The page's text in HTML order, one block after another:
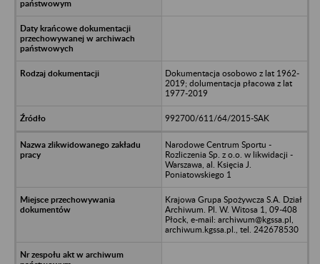
Dokumentacja osobowo z lat 1962-
2019; dolumentacja płacowa z lat
1977-2019
992700/611/64/2015-SAK
Narodowe Centrum Sportu -
Rozliczenia Sp. z o.o. w likwidacji -
Warszawa, al. Księcia J.
Poniatowskiego 1
Krajowa Grupa Spożywcza S.A. Dział
Archiwum. Pl. W. Witosa 1, 09-408
Płock, e-mail: archiwum@kgssa.pl,
archiwum.kgssa.pl., tel. 242678530